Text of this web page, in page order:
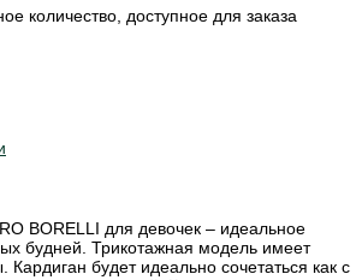
количество, доступное для заказа
BORELLI для девочек – идеальное
будней. Трикотажная модель имеет
Кардиган будет идеально сочетаться как с